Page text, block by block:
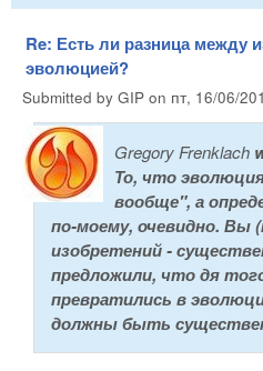
Re: Есть ли разница между
эволюцией?
Submitted by GIP on пт, 16/06/
Gregory Frenklach
То, что
вообще", а
по-моему, очевидно. Вы
изобретений -
предложили, что дя
превратились в
должны быть